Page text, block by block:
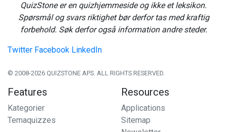
QuizStone er en quizhjemmeside og ikke et leksikon.
Spørsmål og svars riktighet bør derfor tas med kraftig
forbehold. Søk derfor også information andre steder.
Twitter Facebook LinkedIn
© 2008-2026 QUIZSTONE APS. ALL RIGHTS RESERVED.
Features
Kategorier
Temaquizzes
Resources
Applications
Sitemap